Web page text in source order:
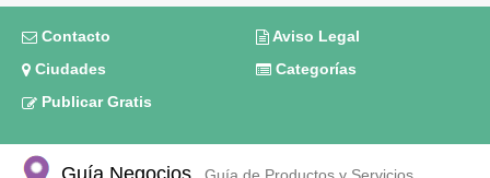
Contacto
Aviso Legal
Ciudades
Categorías
Publicar Gratis